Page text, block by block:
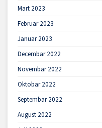
Mart 2023
Februar 2023
Januar 2023
Decembar 2022
Novembar 2022
Oktobar 2022
Septembar 2022
August 2022